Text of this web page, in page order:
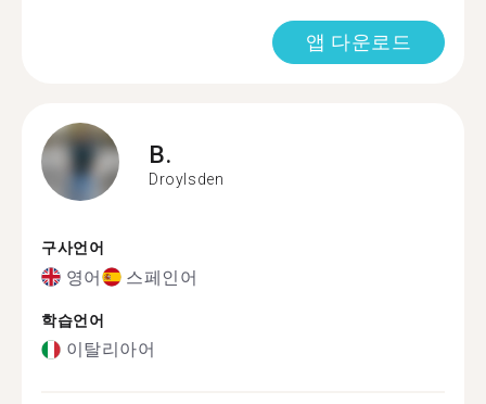
앱 다운로드
B.
Droylsden
구사언어
영어 스페인어
학습언어
이탈리아어